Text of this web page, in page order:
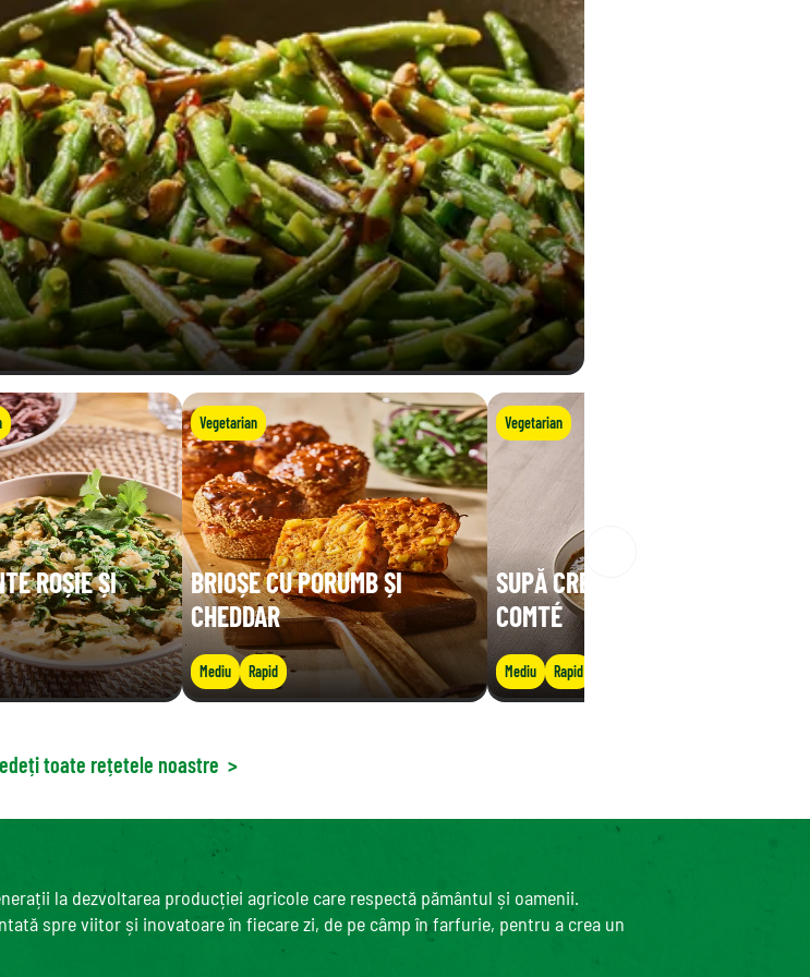
ROȘIE ȘI
Vegetarian
BRIOȘE CU PORUMB ȘI
CHEDDAR
Mediu Rapid
Vegetarian
SUPĂ CREMOASĂ DE LINTE CU
COMTÉ
Mediu Rapid
toate rețetele noastre >
la dezvoltarea producției agricole care respectă pământul și oamenii.
spre viitor și inovatoare în fiecare zi, de pe câmp în farfurie, pentru a crea un